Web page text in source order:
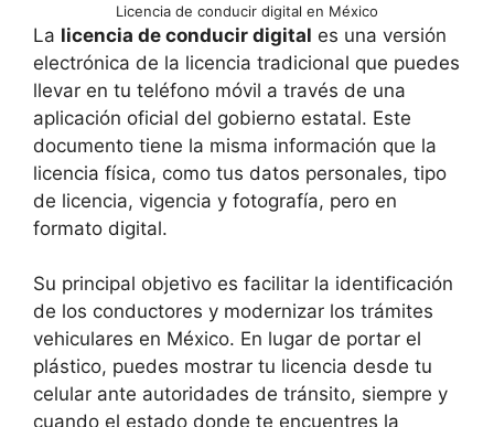
Licencia de conducir digital en México
La licencia de conducir digital es una versión
electrónica de la licencia tradicional que puedes
llevar en tu teléfono móvil a través de una
aplicación oficial del gobierno estatal. Este
documento tiene la misma información que la
licencia física, como tus datos personales, tipo
de licencia, vigencia y fotografía, pero en
formato digital.
Su principal objetivo es facilitar la identificación
de los conductores y modernizar los trámites
vehiculares en México. En lugar de portar el
plástico, puedes mostrar tu licencia desde tu
celular ante autoridades de tránsito, siempre y
cuando el estado donde te encuentres la